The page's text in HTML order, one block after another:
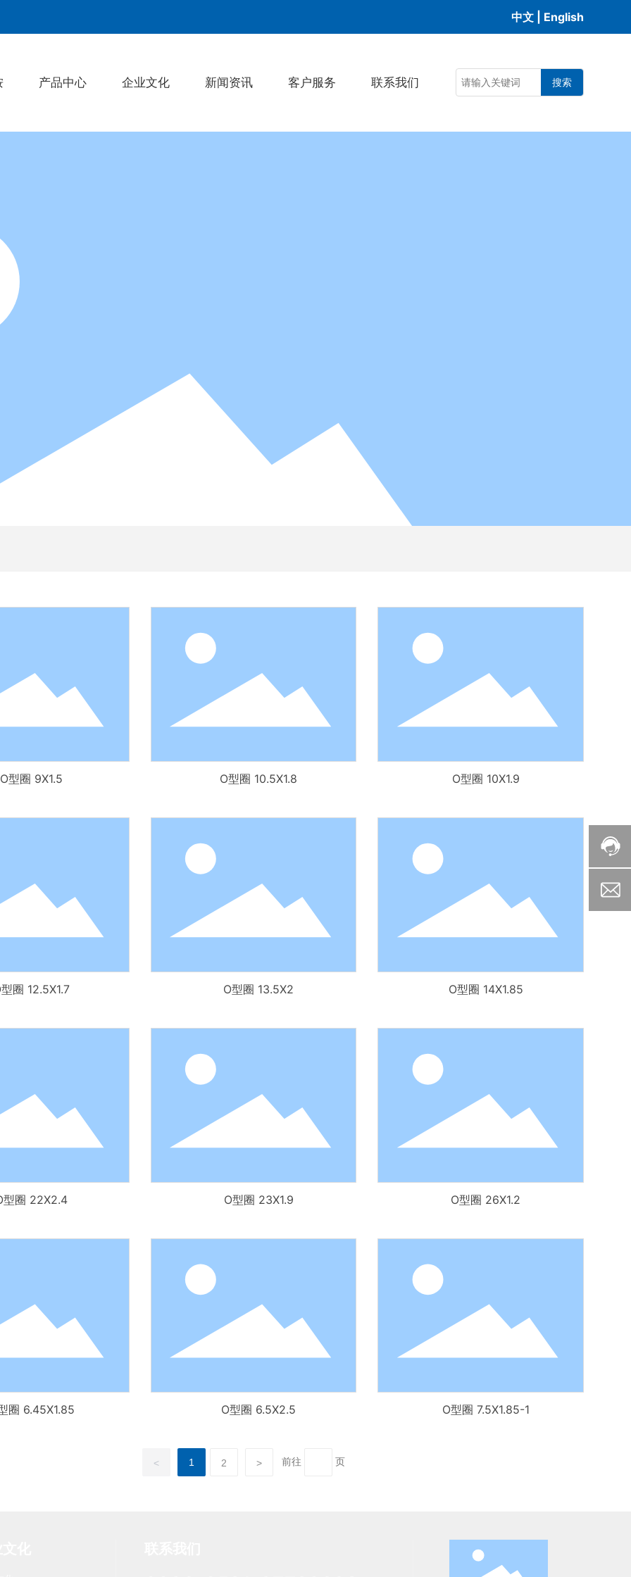
中文| English
产品中心 企业文化 新闻资讯 客户服务 联系我们 搜索
O型圈 9X1.5 O型圈 10.5X1.8 O型圈 10X1.9
圈 12.5X1.7 O型圈 13.5X2 O型圈 14X1.85
型圈 22X2.4 O型圈 23X1.9 O型圈 26X1.2
圈 6.45X1.85 O型圈 6.5X2.5 O型圈 7.5X1.85-1
< 1 2 > 前往 页